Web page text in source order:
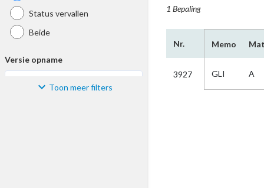
Status vervallen
Beide
Versie opname
Toon meer filters
1 Bepaling
Nr. Memo
3927 GLI A